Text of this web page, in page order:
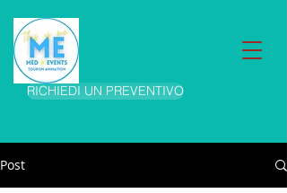
RICHIEDI UN PREVENTIVO
Post